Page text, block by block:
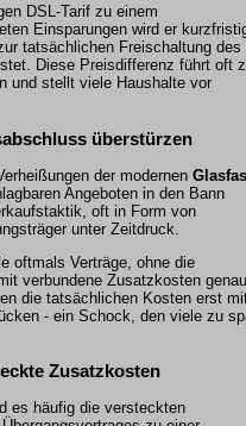
DSL-Tarif zu einem
Einsparungen wird er
tatsächlichen Freischaltung des
Diese Preisdifferenz führt oft
und stellt viele Haushalte vor
überstürzen
der modernen
Angeboten in den Bann
oft in Form von
unter Zeitdruck.
oftmals Verträge, ohne die
verbundene Zusatzkosten
die tatsächlichen Kosten erst
- ein Schock, den viele zu
Zusatzkosten
es häufig die versteckten